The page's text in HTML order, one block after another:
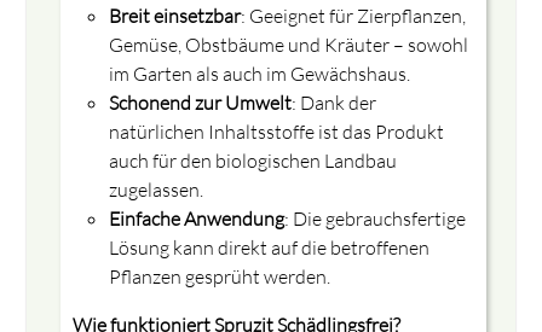
Breit einsetzbar: Geeignet für Zierpflanzen,
Gemüse, Obstbäume und Kräuter – sowohl
im Garten als auch im Gewächshaus.
Schonend zur Umwelt: Dank der
natürlichen Inhaltsstoffe ist das Produkt
auch für den biologischen Landbau
zugelassen.
Einfache Anwendung: Die gebrauchsfertige
Lösung kann direkt auf die betroffenen
Pflanzen gesprüht werden.
Wie funktioniert Spruzit Schädlingsfrei?